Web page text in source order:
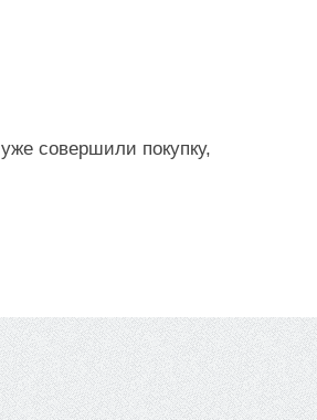
совершили покупку,